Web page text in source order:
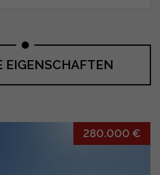
EIGENSCHAFTEN
280.000 €